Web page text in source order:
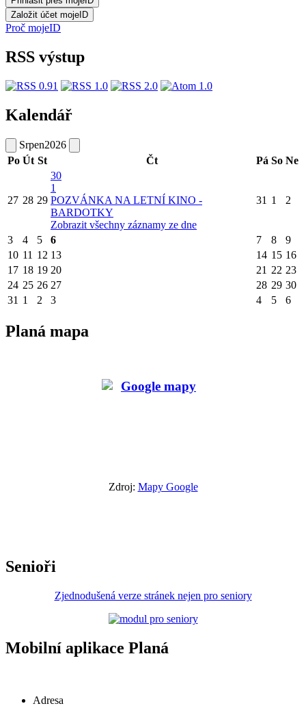
Proč mojeID
RSS výstup
Kalendář
Srpen2026
Po Út St Čt Pá So Ne
27 28 29
30
1
POZVÁNKA NA LETNÍ KINO -
BARDOTKY
Zobrazit všechny záznamy ze dne
31 1 2
3 4 5 6 7 8
9
10 11 12 13 14 15 16
17 18 19 20 21 22 23
24 25 26 27 28 29 30
31 1 2 3 4 5 6
Planá mapa
Zdroj: Mapy Google
Senioři
Zjednodušená verze stránek nejen pro seniory
Mobilní aplikace Planá
Adresa